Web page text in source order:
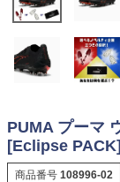
PUMA プーマ
[Eclipse
商品番号 108996-02